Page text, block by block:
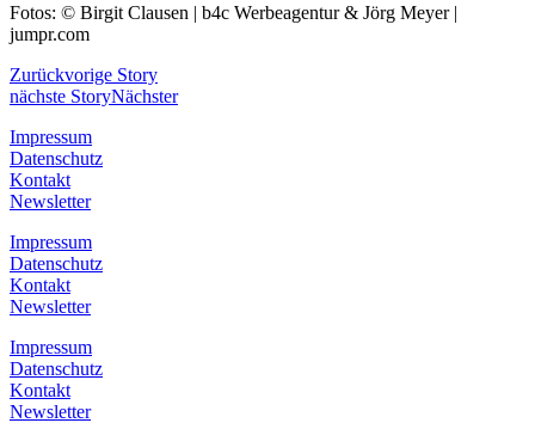
Fotos: © Birgit Clausen | b4c Werbeagentur & Jörg Meyer |
jumpr.com
Zurückvorige Story
nächste StoryNächster
Impressum
Datenschutz
Kontakt
Newsletter
Impressum
Datenschutz
Kontakt
Newsletter
Impressum
Datenschutz
Kontakt
Newsletter